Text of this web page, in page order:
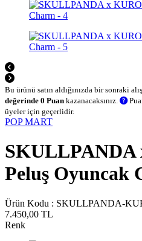
Bu ürünü satın aldığınızda bir sonraki
değerinde 0 Puan kazanacaksınız.
üyeler için geçerlidir.
POP MART
Peluş Oyuncak
Ürün Kodu : SKULLPANDA-
7.450,00 TL
Renk